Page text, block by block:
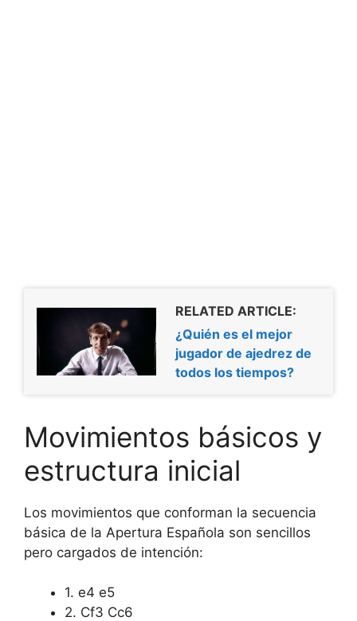
RELATED ARTICLE:
¿Quién es el mejor
jugador de ajedrez de
todos los tiempos?
Movimientos básicos y
estructura inicial
Los movimientos que conforman la secuencia
básica de la Apertura Española son sencillos
pero cargados de intención:
1. e4 e5
2. Cf3 Cc6